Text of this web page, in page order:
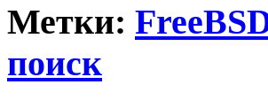
Метки:
поиск